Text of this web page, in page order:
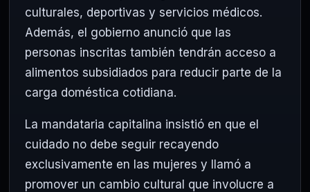
culturales, deportivas y servicios médicos.
Además, el gobierno anunció que las
personas inscritas también tendrán acceso a
alimentos subsidiados para reducir parte de la
carga doméstica cotidiana.
La mandataria capitalina insistió en que el
cuidado no debe seguir recayendo
exclusivamente en las mujeres y llamó a
promover un cambio cultural que involucre a